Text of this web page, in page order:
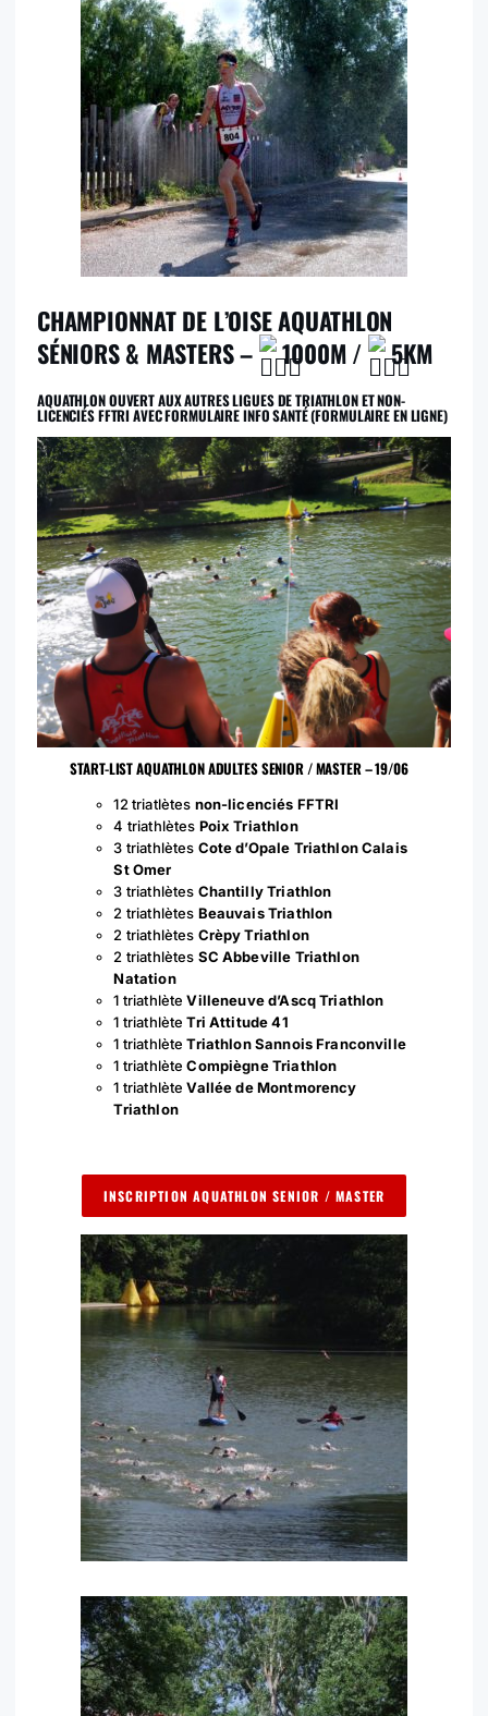
CHAMPIONNAT DE L’OISE AQUATHLON
SÉNIORS & MASTERS –
1000M / 5KM
AQUATHLON OUVERT AUX AUTRES LIGUES DE TRIATHLON ET NON-
LICENCIÉS FFTRI AVEC FORMULAIRE INFO SANTÉ (FORMULAIRE EN LIGNE)
START-LIST AQUATHLON ADULTES SENIOR / MASTER – 19/06
12 triatlètes non-licenciés FFTRI
4 triathlètes Poix Triathlon
3 triathlètes Cote d’Opale Triathlon Calais
St Omer
3 triathlètes Chantilly Triathlon
2 triathlètes Beauvais Triathlon
2 triathlètes Crèpy Triathlon
2 triathlètes SC Abbeville Triathlon
Natation
1 triathlèteVilleneuve d’Ascq Triathlon
1 triathlèteTri Attitude 41
1 triathlèteTriathlon Sannois Franconville
1 triathlèteCompiègne Triathlon
1 triathlèteVallée de Montmorency
Triathlon
INSCRIPTION AQUATHLON SENIOR / MASTER